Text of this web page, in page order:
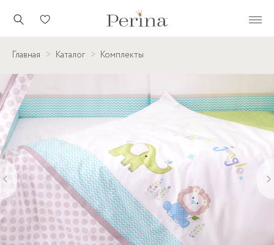
Главная Каталог Комплекты
‹